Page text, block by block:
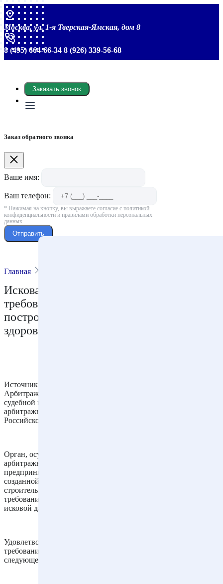
Москва, ул. 1-я Тверская-Ямская, дом 8
8 (495) 664-66-34 8 (926) 339-56-68
Заказать звонок
Заказ обратного звонка
Ваше имя:
Ваш телефон:
* Нажимая на кнопку, вы выражаете согласие с политикой
конфиденциальности и правилами обработки персональных
данных
Отправить
Главная
Исковая давность не распространяется на
требование о сносе самовольной
постройки, создающей угрозу жизни и
здоровью граждан
Источник: Информационное письмо Президиума Высшего
Арбитражного Суда РФ от 9 декабря 2010 г. N 143 Обзор
судебной практики по некоторым вопросам применения
арбитражными судами статьи 222 Гражданского кодекса
Российской Федерации (пункт 7).
Орган, осуществляющий строительный надзор, обратился в
арбитражный суд с иском к индивидуальному
предпринимателю
созданной ответчиком с существенным нарушением
строительных норм и правил. Возражая против заявленных
требований, ответчик заявил о пропуске истцом срока
исковой давности.
Удовлетворяя иск, суд исходил из того, что на такие
требования исковая давность не распространяется ввиду
следующего.